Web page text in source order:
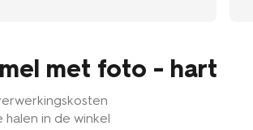
met foto - hart
halen in de winkel